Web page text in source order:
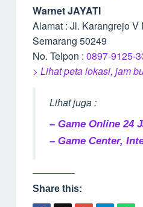
Warnet JAYATI
Alamat : Jl. Karangrejo V
Semarang 50249
No. Telpon : 0897-9125-
> Lihat peta lokasi, jam
Lihat juga :
– Game Online 24
– Game Center,
Share this: